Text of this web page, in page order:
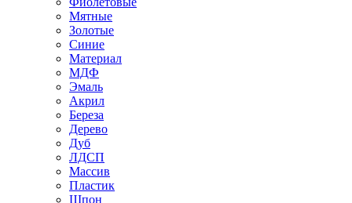
Мятные
Золотые
Синие
Материал
МДФ
Эмаль
Акрил
Береза
Дерево
Дуб
ЛДСП
Массив
Пластик
Шпон